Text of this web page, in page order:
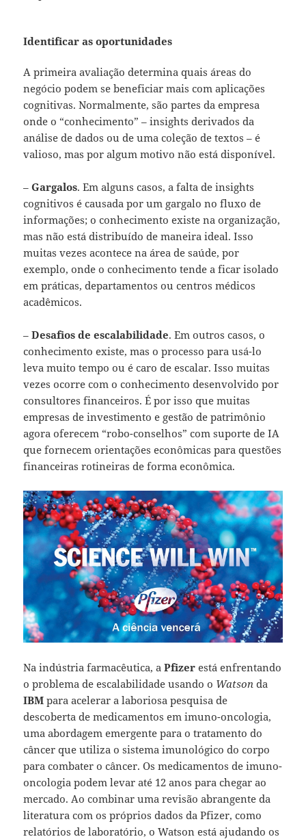
Identificar as oportunidades
A primeira avaliação determina quais áreas do
negócio podem se beneficiar mais com aplicações
cognitivas. Normalmente, são partes da empresa
onde o “conhecimento” – insights derivados da
análise de dados ou de uma coleção de textos – é
valioso, mas por algum motivo não está disponível.
–Gargalos. Em alguns casos, a falta de insights
cognitivos é causada por um gargalo no fluxo de
informações; o conhecimento existe na organização,
mas não está distribuído de maneira ideal. Isso
muitas vezes acontece na área de saúde, por
exemplo, onde o conhecimento tende a ficar isolado
em práticas, departamentos ou centros médicos
acadêmicos.
–Desafios de escalabilidade. Em outros casos, o
conhecimento existe, mas o processo para usá-lo
leva muito tempo ou é caro de escalar. Isso muitas
vezes ocorre com o conhecimento desenvolvido por
consultores financeiros. É por isso que muitas
empresas de investimento e gestão de patrimônio
agora oferecem “robo-conselhos” com suporte de IA
que fornecem orientações econômicas para questões
financeiras rotineiras de forma econômica.
Na indústria farmacêutica, aPfizer está enfrentando
o problema de escalabilidade usando o Watson da
IBM para acelerar a laboriosa pesquisa de
descoberta de medicamentos em imuno-oncologia,
uma abordagem emergente para o tratamento do
câncer que utiliza o sistema imunológico do corpo
para combater o câncer. Os medicamentos de imuno-
oncologia podem levar até 12 anos para chegar ao
mercado. Ao combinar uma revisão abrangente da
literatura com os próprios dados da Pfizer, como
relatórios de laboratório, o Watson está ajudando os